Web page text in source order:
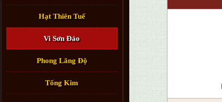
Hạt Thiên Tuế
Vi Sơn Đảo
Phong Lăng Độ
Tống Kim